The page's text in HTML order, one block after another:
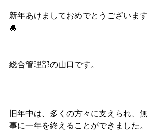
新年あけましておめでとうございます
🎍
総合管理部の山口です。
旧年中は、多くの方々に支えられ、無
事に一年を終えることができました。